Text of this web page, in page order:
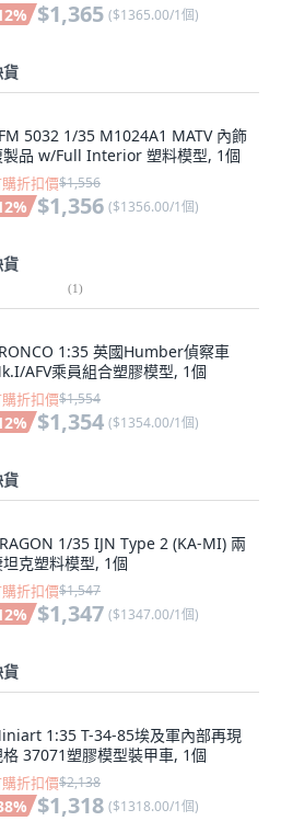
% $1,365 ($1365.00/1個)
5032 1/35 M1024A1 MATV 內飾
製品 w/Full Interior 塑料模型, 1個
折扣價$1,556
% $1,356 ($1356.00/1個)
(1)
1:35 英國Humber偵察車
AFV乘員組合塑膠模型, 1個
折扣價$1,554
% $1,354 ($1354.00/1個)
1/35 IJN Type 2 (KA-MI) 兩
克塑料模型, 1個
折扣價$1,547
% $1,347 ($1347.00/1個)
1:35 T-34-85埃及軍內部再現
37071塑膠模型裝甲車, 1個
折扣價$2,138
% $1,318 ($1318.00/1個)